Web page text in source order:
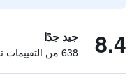
8.4 جيد جدًا
638 من التقييمات تم التحقق منها